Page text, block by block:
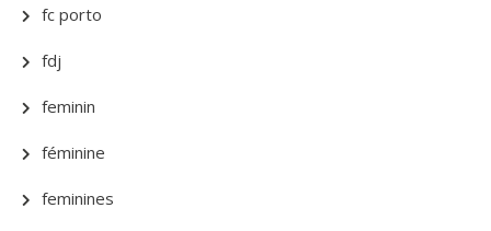
fc porto
fdj
feminin
féminine
feminines